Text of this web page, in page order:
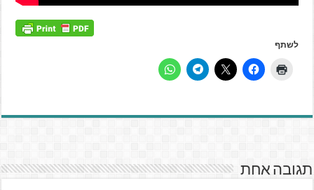
לשתף
תגובה אחת